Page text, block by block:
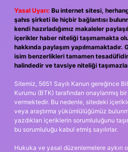
Yasal Uyarı: Bu internet sitesi,
şahıs şirketi ile hiçbir bağlantısı
kendi hazırladığımız makaleler
içerikler haber niteliği taşımamakta
hakkında paylaşım
isim benzerlikleri tamamen
halindedir ve tavsiye niteliği
Sitemiz, 5651 Sayılı Kanun gereğince
Kurumu (BTK) tarafından onaylanmış
vermektedir. Bu nedenle, sitedeki
veya araştırma yükümlülüğümüz
yazdıkları içeriklerin sorumluluğunu
bu sorumluluğu kabul etmiş sayılırlar.
Hukuka ve yasal düzenlemelere aykırı